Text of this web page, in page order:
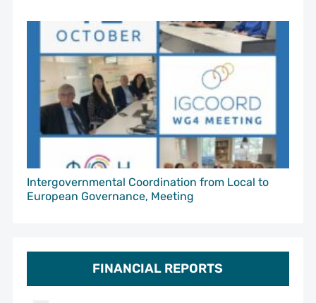
Intergovernmental Coordination from Local to
European Governance, Meeting
FINANCIAL REPORTS